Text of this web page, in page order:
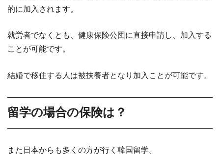
的に加入されます。
就労者でなくとも、健康保険公団に直接申請し、加入する
ことが可能です。
結婚で移住する人は被扶養者となり加入ことが可能です。
留学の場合の保険は？
また日本からも多くの方が行く韓国留学。